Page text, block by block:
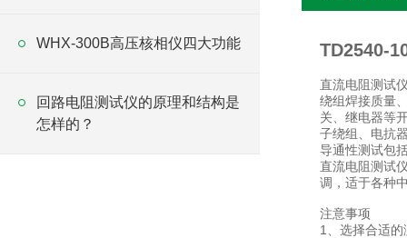
WHX-300B高压核相仪四大功能
回路电阻测试仪的原理和结构是
怎样的？
TD2540-
直流电阻测试
绕组焊接质量
关、继电器等
子绕组、电抗
导通性测试包
直流电阻测试
调，适于各种
注意事项
1、选择合适